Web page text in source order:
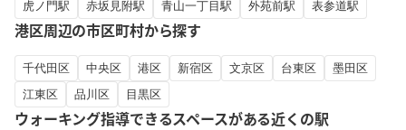
虎ノ門駅
赤坂見附駅 青山一丁目駅 外苑前駅 表参道駅
港区周辺の市区町村から探す
千代田区 中央区 港区 新宿区 文京区 台東区
墨田区
江東区
品川区 目黒区
ウォーキング指導できるスペースがある近くの駅